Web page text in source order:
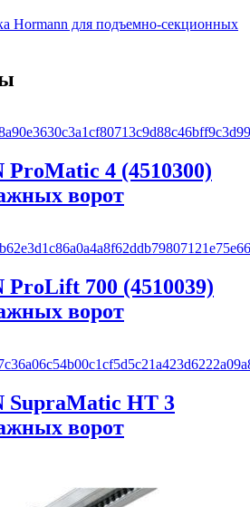
Hormann для подъемно-секционных
4 (4510300)
ворот
700 (4510039)
ворот
SupraMatic HT 3
ворот